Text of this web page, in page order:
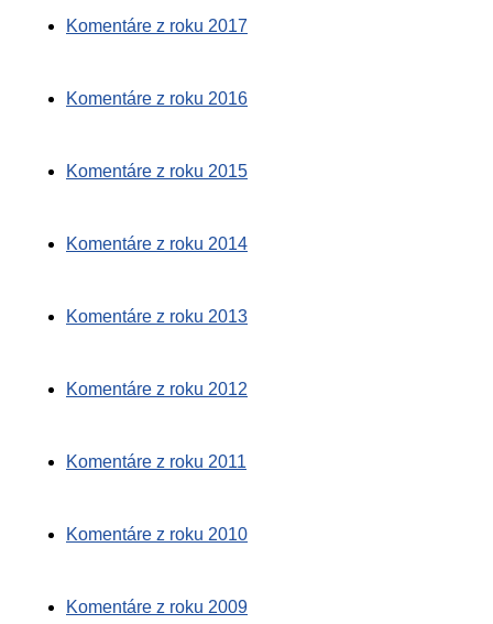
Komentáre z roku 2017
Komentáre z roku 2016
Komentáre z roku 2015
Komentáre z roku 2014
Komentáre z roku 2013
Komentáre z roku 2012
Komentáre z roku 2011
Komentáre z roku 2010
Komentáre z roku 2009